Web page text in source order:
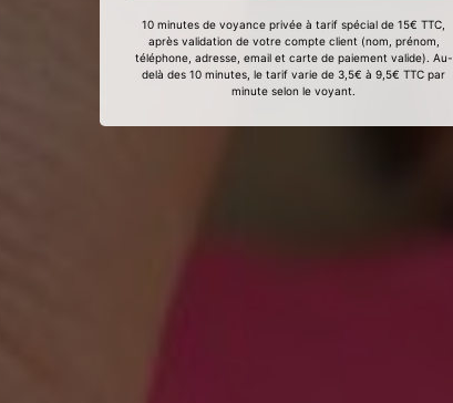
10 minutes de voyance privée à tarif spécial de 15€ TTC,
après validation de votre compte client (nom, prénom,
téléphone, adresse, email et carte de paiement valide). Au-
delà des 10 minutes, le tarif varie de 3,5€ à 9,5€ TTC par
minute selon le voyant.